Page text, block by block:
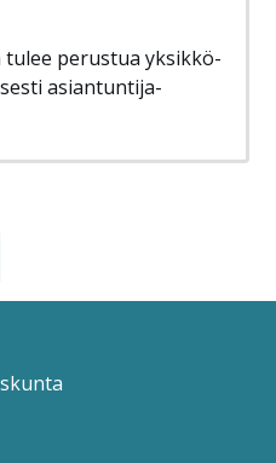
perustua yksikkö-
asiantuntija-